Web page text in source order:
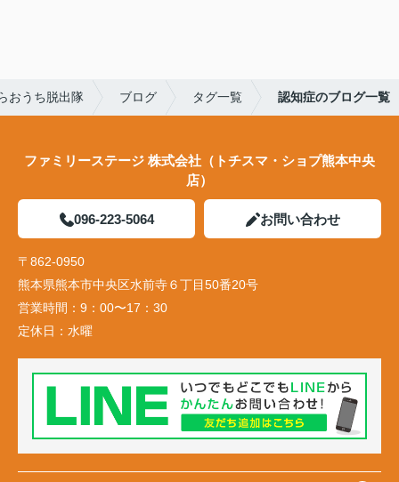
おうち脱出隊 ブログ タグ一覧 認知症のブログ一覧
ファミリーステージ 株式会社（トチスマ・ショプ熊本中央
店）
096-223-5064 お問い合わせ
〒862-0950
熊本県熊本市中央区水前寺６丁目50番20号
営業時間： 9：00〜17：30
定休日： 水曜